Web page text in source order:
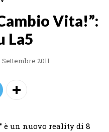
Vita!”:
La5
Settembre 2011
è un nuovo reality di 8